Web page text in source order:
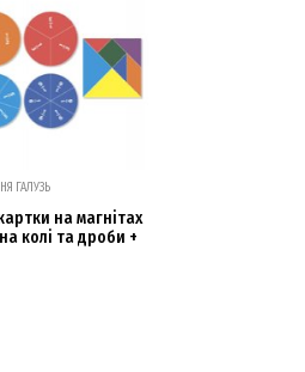
ГАЛУЗЬ
на магнітах
колі та дроби +